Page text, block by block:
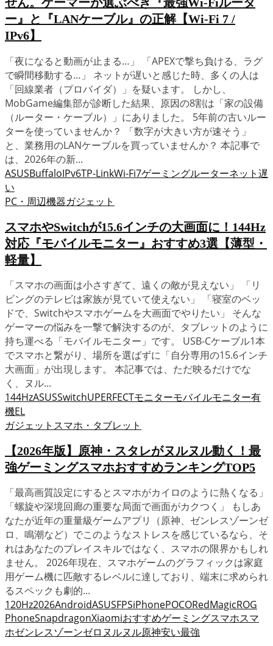
せん。ゲーマーが選ぶべき『最強Wi-Fiルータ
ー』と『LANケーブル』の正解【Wi-Fi 7 /
IPv6】
「夜になると動画が止まる…」 「APEXで撃ち負ける、ラグ
で瞬間移動する…」 ネットが遅いと感じた時、多くの人は
「回線業者（プロバイダ）」を疑います。 しかし、
MobGame編集部が診断した結果、原因の8割は「家の設備
（ルーター・ケーブル）」にありました。 5年前の古いルー
ターを使っていませんか？ 「数字が大きい方が速そう」
と、業務用のLANケーブルを買っていませんか？ 本記事で
は、2026年の新...
ASUSBuffaloIPv6TP-LinkWi-Fi7ゲーミングルーターネット遅
い
PC・周辺機器ガジェット
スマホやSwitchが15.6インチの大画面に！144Hz
対応『モバイルモニター』おすすめ3選【薄型・
軽量】
「スマホの画面は小さすぎて、遠くの敵が見えない」 「リ
ビングのテレビは家族が見ていて使えない」 「寝室のベッ
ドで、Switchやスマホゲームを大画面でやりたい」 そんな
ゲーマーの悩みを一撃で解決するのが、タブレットのように
持ち運べる「モバイルモニター」です。 USB-Cケーブル1本
でスマホと繋がり、場所を選ばずに「自分専用の15.6インチ
大画面」が出現します。 本記事では、ただ映るだけでな
く、ヌル...
144HzASUSSwitchUPERFECTモニターモバイルモニター有
機EL
ガジェット スマホ・タブレット
【2026年版】原神・スタレがヌルヌル動く！最
強ゲーミングスマホおすすめランキングTOP5
「最高画質設定にするとスマホがカイロのように熱くなる」
「螺旋や深境回廊の重要な局面で画面がカクつく」 もしあ
なたが近年の重量級ゲームアプリ（原神、ゼンレスゾーンゼ
ロ、鳴潮など）でこのようなストレスを感じているなら、そ
れはあなたのプレイスキルではなく、スマホの限界かもしれ
ません。 2026年現在、スマホゲームのグラフィックは家庭
用ゲーム機に匹敵するレベルに達しており、端末に求められ
るスペックも劇的...
120Hz2026AndroidASUSFPSiPhonePOCORedMagicROG
PhoneSnapdragonXiaomiおすすめゲーミングスマホスマ
ホゼンレスゾーンゼロ ヌルヌル原神安い最強